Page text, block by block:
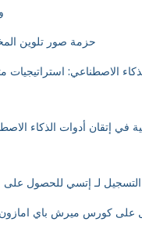
حزمة صور تلوين
الاصطناعي: استراتيجيات
في إتقان أدوات الذكاء
لـ إتسي للحصول على ٤٠ منتج مجاني